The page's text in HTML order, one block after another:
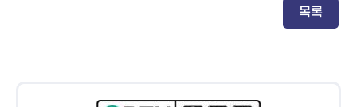
목록